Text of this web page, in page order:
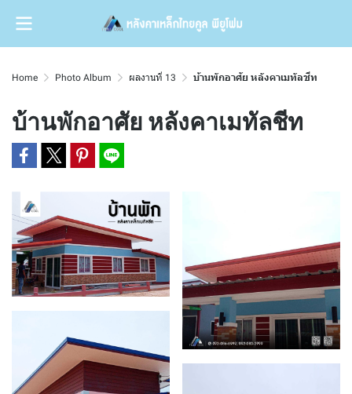
Home Photo Album ผลงานที่ 13 บ้านพักอาศัย หลังคาเมทัลชีท
บ้านพักอาศัย หลังคาเมทัลชีท